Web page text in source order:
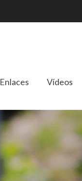
Enlaces Vídeos